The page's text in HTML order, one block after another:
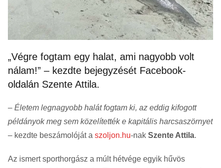
„Végre fogtam egy halat, ami nagyobb volt
nálam!” – kezdte bejegyzését Facebook-
oldalán Szente Attila.
– Életem legnagyobb halát fogtam ki, az eddig kifogott
példányok meg sem közelítették e kapitális harcsaszörnyet
– kezdte beszámolóját a szoljon.hu-nak Szente Attila.
Az ismert sporthorgász a múlt hétvége egyik hűvös